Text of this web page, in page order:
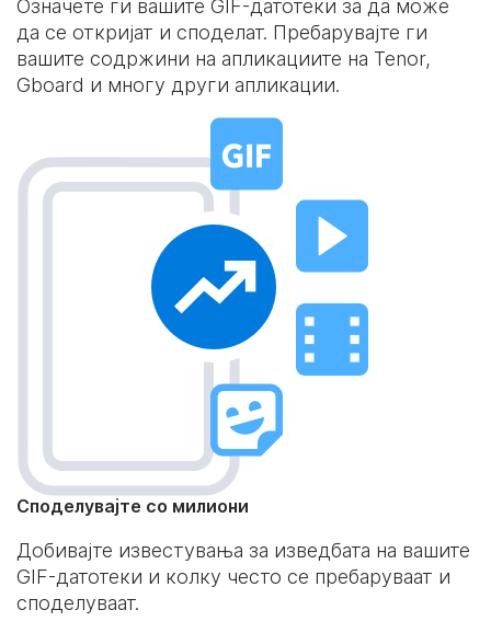
Означете ги вашите GIF-датотеки за да може
да се откријат и споделат. Пребарувајте ги
вашите содржини на апликациите на Tenor,
Gboard и многу други апликации.
Споделувајте со милиони
Добивајте известувања за изведбата на вашите
GIF-датотеки и колку често се пребаруваат и
споделуваат.